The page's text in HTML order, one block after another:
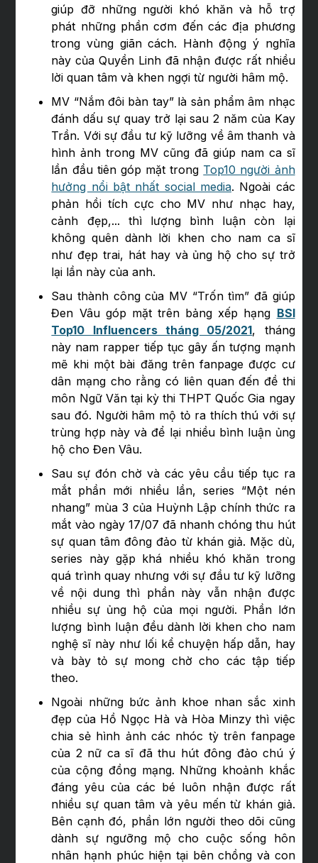
giúp đỡ những người khó khăn và hỗ trợ
phát những phần cơm đến các địa phương
trong vùng giãn cách. Hành động ý nghĩa
này của Quyền Linh đã nhận được rất nhiều
lời quan tâm và khen ngợi từ người hâm mộ.
MV “Nắm đôi bàn tay” là sản phẩm âm nhạc
đánh dấu sự quay trở lại sau 2 năm của Kay
Trần. Với sự đầu tư kỹ lưỡng về âm thanh và
hình ảnh trong MV cũng đã giúp nam ca sĩ
lần đầu tiên góp mặt trong Top10 người ảnh
hưởng nổi bật nhất social media. Ngoài các
phản hồi tích cực cho MV như nhạc hay,
cảnh đẹp,... thì lượng bình luận còn lại
không quên dành lời khen cho nam ca sĩ
như đẹp trai, hát hay và ủng hộ cho sự trở
lại lần này của anh.
Sau thành công của MV “Trốn tìm” đã giúp
Đen Vâu góp mặt trên bảng xếp hạng BSI
Top10 Influencers tháng 05/2021, tháng
này nam rapper tiếp tục gây ấn tượng mạnh
mẽ khi một bài đăng trên fanpage được cư
dân mạng cho rằng có liên quan đến đề thi
môn Ngữ Văn tại kỳ thi THPT Quốc Gia ngay
sau đó. Người hâm mộ tỏ ra thích thú với sự
trùng hợp này và để lại nhiều bình luận ủng
hộ cho Đen Vâu.
Sau sự đón chờ và các yêu cầu tiếp tục ra
mắt phần mới nhiều lần, series “Một nén
nhang” mùa 3 của Huỳnh Lập chính thức ra
mắt vào ngày 17/07 đã nhanh chóng thu hút
sự quan tâm đông đảo từ khán giả. Mặc dù,
series này gặp khá nhiều khó khăn trong
quá trình quay nhưng với sự đầu tư kỹ lưỡng
về nội dung thì phần này vẫn nhận được
nhiều sự ủng hộ của mọi người. Phần lớn
lượng bình luận đều dành lời khen cho nam
nghệ sĩ này như lối kể chuyện hấp dẫn, hay
và bày tỏ sự mong chờ cho các tập tiếp
theo.
Ngoài những bức ảnh khoe nhan sắc xinh
đẹp của Hồ Ngọc Hà và Hòa Minzy thì việc
chia sẻ hình ảnh các nhóc tỳ trên fanpage
của 2 nữ ca sĩ đã thu hút đông đảo chú ý
của cộng đồng mạng. Những khoảnh khắc
đáng yêu của các bé luôn nhận được rất
nhiều sự quan tâm và yêu mến từ khán giả.
Bên cạnh đó, phần lớn người theo dõi cũng
dành sự ngưỡng mộ cho cuộc sống hôn
nhân hạnh phúc hiện tại bên chồng và con